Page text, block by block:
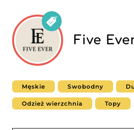
Five
Męskie Swobodny
Odzież wierzchnia Topy